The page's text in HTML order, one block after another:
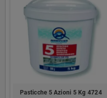
Pasticche 5 Azioni 5 Kg 4724